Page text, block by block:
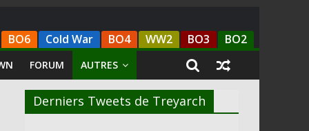
BO6 Cold War BO4 WW2 BO3 BO2
FORUM AUTRES
Derniers Tweets de Treyarch